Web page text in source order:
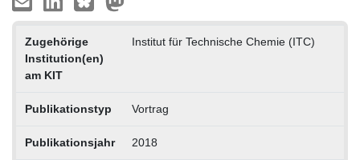
Zugehörige
Institution(en)
am KIT
Institut für Technische Chemie (ITC)
Publikationstyp Vortrag
Publikationsjahr 2018